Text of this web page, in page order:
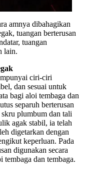
amnya dibahagikan
tuangan berterusan
tuangan
lain.
ciri-ciri
dan sesuai untuk
bagi aloi tembaga dan
separuh berterusan
plumbum dan tali
agak stabil, ia telah
digetarkan dengan
keperluan. Pada
digunakan secara
tembaga dan tembaga.